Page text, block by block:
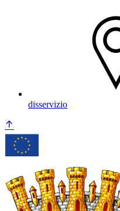
disservizio